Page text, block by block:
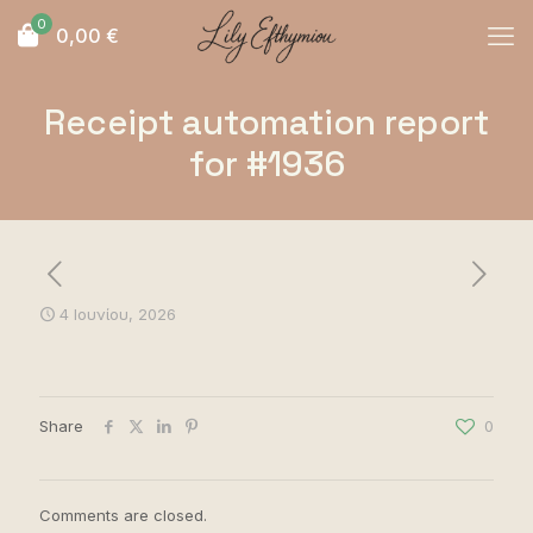
0 0,00 €
Receipt automation report
for #1936
4 Ιουνίου, 2026
Share 0
Comments are closed.